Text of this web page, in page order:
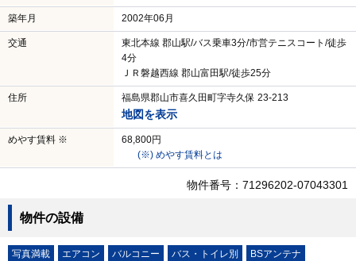
築年月 2002年06月
交通
東北本線 郡山駅/バス乗車3分/市営テニスコート/徒歩
4分
ＪＲ磐越西線 郡山富田駅/徒歩25分
住所 福島県郡山市喜久田町字寺久保 23-213
地図を表示
めやす賃料 ※
68,800円
(※) めやす賃料とは
物件番号：71296202-07043301
物件の設備
写真満載 エアコン バルコニー バス・トイレ別
BSアンテナ